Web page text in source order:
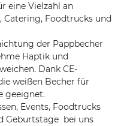
eine Vielzahl an
Catering, Foodtrucks und
der Pappbecher
Haptik und
Dank CE-
weißen Becher für
geeignet.
Events, Foodtrucks
 bei uns